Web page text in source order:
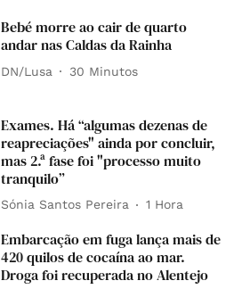
Bebé morre ao cair de quarto
andar nas Caldas da Rainha
DN/Lusa 30 Minutos
Exames. Há “algumas dezenas de
reapreciações" ainda por concluir,
mas 2.ª fase foi "processo muito
tranquilo”
Sónia Santos Pereira 1 Hora
Embarcação em fuga lança mais de
420 quilos de cocaína ao mar.
Droga foi recuperada no Alentejo